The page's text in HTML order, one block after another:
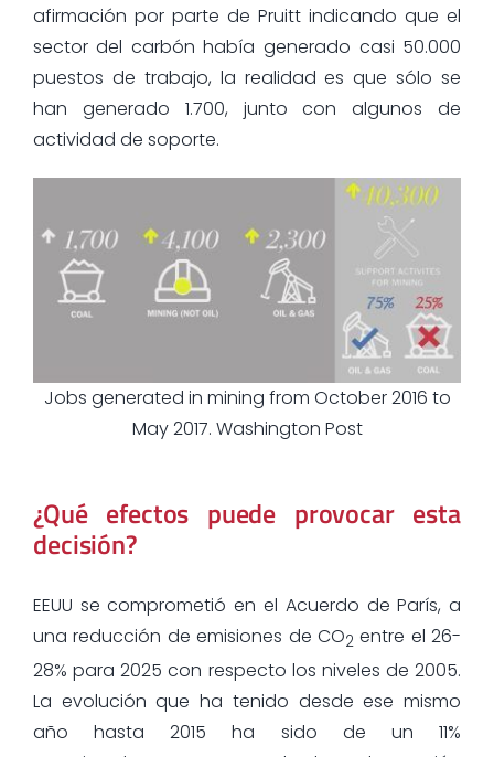
afirmación por parte de Pruitt indicando que el
sector del carbón había generado casi 50.000
puestos de trabajo, la realidad es que sólo se
han generado 1.700, junto con algunos de
actividad de soporte.
Jobs generated in mining from October 2016 to
May 2017. Washington Post
¿Qué efectos puede provocar esta
decisión?
EEUU se comprometió en el Acuerdo de París, a
una reducción de emisiones de CO2 entre el 26-
28% para 2025 con respecto los niveles de 2005.
La evolución que ha tenido desde ese mismo
año hasta 2015 ha sido de un 11%